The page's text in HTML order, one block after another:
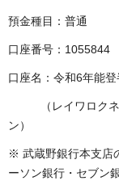
預金種目：普通
口座番号：1055844
口座名：令和6年能
（レイワロクネン
ン）
※ 武蔵野銀行本支店
ーソン銀行・セブン